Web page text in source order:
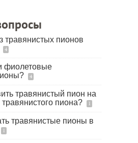
травянистых пионов
4
фиолетовые
4
травянистый пион на
травянистого пиона?
1
травянистые пионы в
1